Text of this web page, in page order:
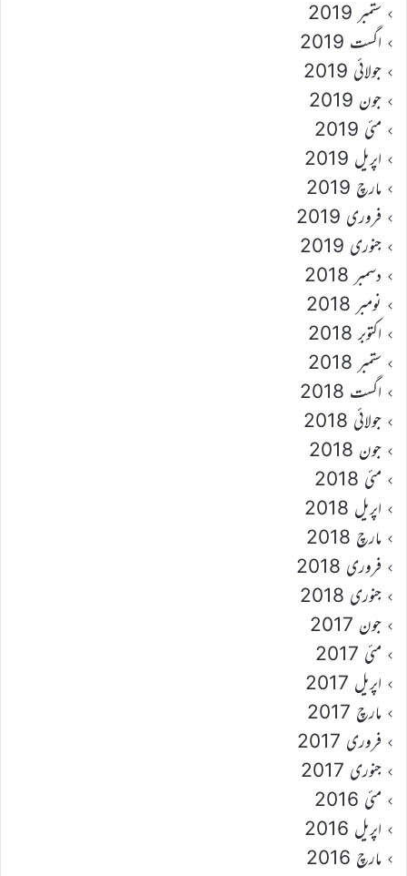
ستمبر 2019
اگست 2019
جولائی 2019
جون 2019
مئی 2019
اپریل 2019
مارچ 2019
فروری 2019
جنوری 2019
دسمبر 2018
نومبر 2018
اکتوبر 2018
ستمبر 2018
اگست 2018
جولائی 2018
جون 2018
مئی 2018
اپریل 2018
مارچ 2018
فروری 2018
جنوری 2018
جون 2017
مئی 2017
اپریل 2017
مارچ 2017
فروری 2017
جنوری 2017
مئی 2016
اپریل 2016
مارچ 2016